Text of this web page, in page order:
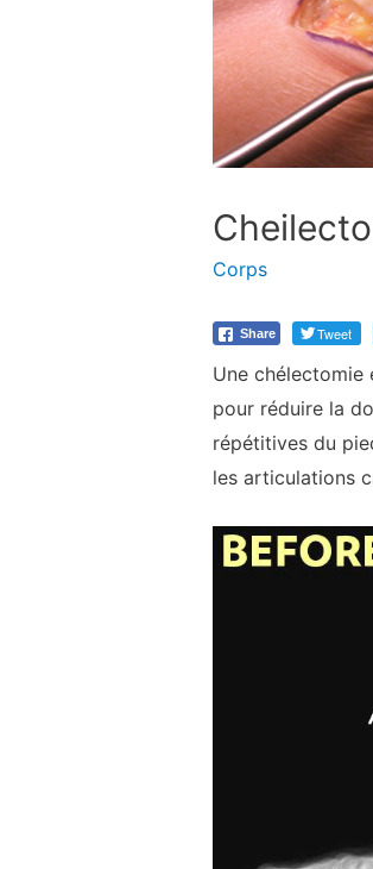
Corps
Share Tweet
Une chélectomie
pour réduire la
répétitives du
les articulations